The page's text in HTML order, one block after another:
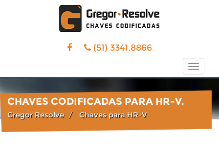
(51) 3341.8866
Toggle
CHAVES CODIFICADAS PARA HR-V.
Gregor Resolve Chaves para HR-V